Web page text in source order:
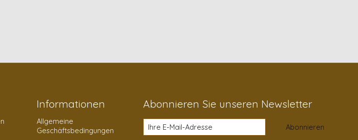
Informationen
Allgemeine
Geschäftsbedingungen
Abonnieren Sie unseren Newsletter
Abonnieren